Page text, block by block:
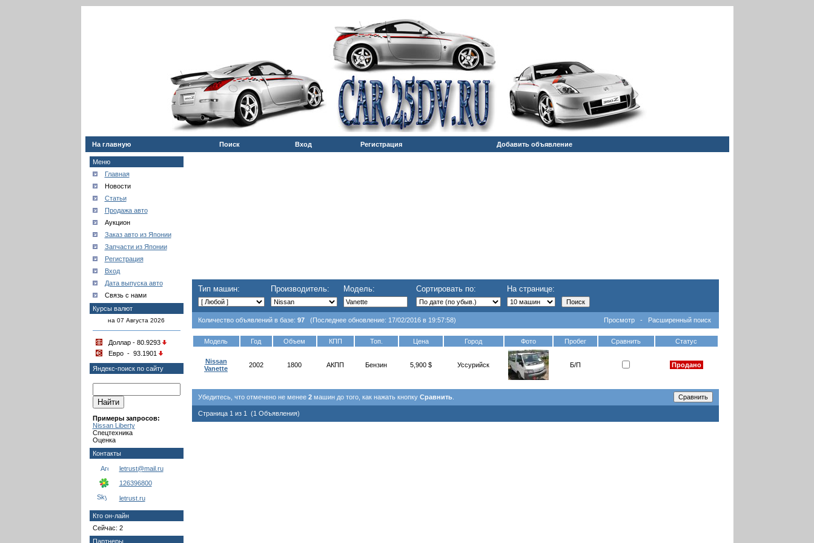
На главную Поиск Вход Регистрация Добавить объявление
Меню
Главная
Новости
Статьи
Продажа авто
Аукцион
Заказ авто из Японии
Запчасти из Японии
Регистрация
Вход
Дата выпуска авто
Связь с нами
Курсы валют
на 07 Августа 2026
Доллар - 80.9293
Евро - 93.1901
Яндекс-поиск по сайту
Примеры запросов:
Nissan Liberty
Спецтехника
Оценка
Контакты
letrust@mail.ru
126396800
letrust.ru
Кто он-лайн
Сейчас: 2
Партнеры
Тип машин: Производитель: Модель: Сортировать по: На странице:
Количество объявлений в базе: 97(Последнее обновление: 17/02/2016 в 19:57:58) Просмотр - Расширенный поиск
Модель Год Объем КПП Топ. Цена Город Фото Пробег Сравнить Статус
Nissan
Vanette
2002 1800 АКПП Бензин 5,900 $ Уссурийск Б/П Продано
Убедитесь, что отмечено не менее 2машин до того, как нажать кнопку Сравнить.
Страница 1 из 1 (1 Объявления)